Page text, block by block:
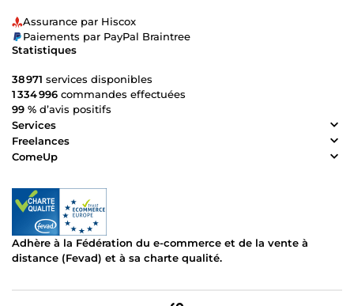
Assurance par Hiscox
Paiements par PayPal Braintree
Statistiques
38 971 services disponibles
1 334 996 commandes effectuées
99 % d’avis positifs
Services
Freelances
ComeUp
Adhère à la Fédération du e-commerce et de la vente à
distance (Fevad) et à sa charte qualité.